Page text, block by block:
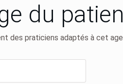
du
des praticiens adaptés à cet